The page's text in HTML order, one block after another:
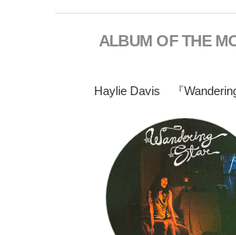
ALBUM OF THE
Haylie Davis 『Wandering